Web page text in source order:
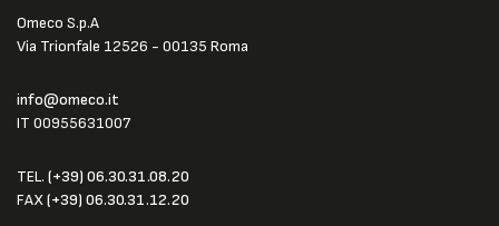
Omeco S.p.A
Via Trionfale 12526 - 00135 Roma
info@omeco.it
IT 00955631007
TEL. (+39) 06.30.31.08.20
FAX(+39) 06.30.31.12.20